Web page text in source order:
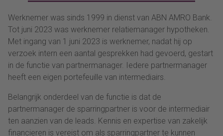
Werknemer was sinds 1999 in dienst van ABN AMRO Bank.
Tot juni 2023 was werknemer relatiemanager hypotheken.
Met ingang van 1 juni 2023 is werknemer, nadat hij op
verzoek intern een aantal gesprekken had gevoerd, gestart
in de functie van partnermanager. Iedere partnermanager
heeft een eigen portefeuille van intermediairs.
Belangrijk onderdeel van de functie is dat de
partnermanager de sparringpartner is voor de intermediair
ten aanzien van de leads. Kennis en expertise van zakelijk
financieren is vereist om als sparringpartner te kunnen